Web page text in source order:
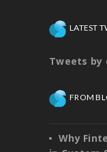
LATEST
Tweets by
FROM
Why